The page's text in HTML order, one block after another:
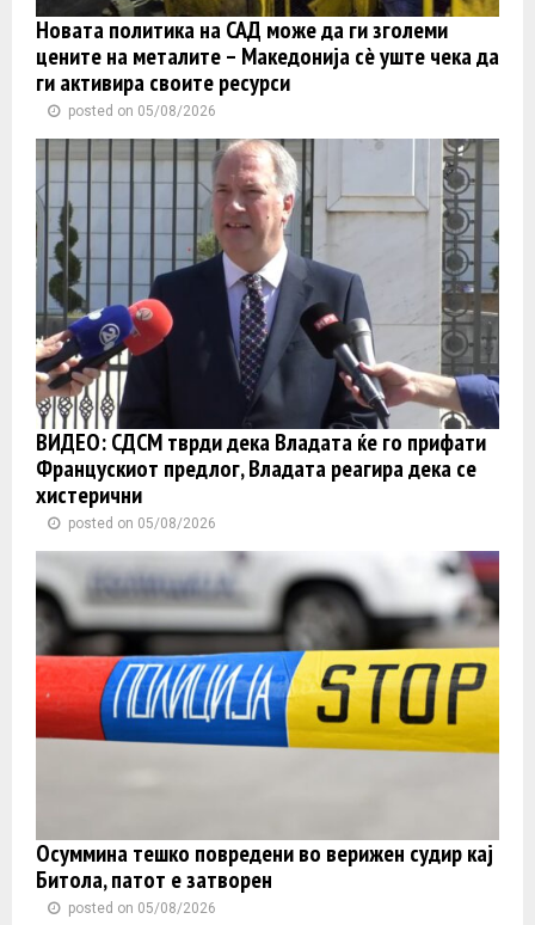
Новата политика на САД може да ги зголеми
цените на металите – Македонија сè уште чека да
ги активира своите ресурси
posted on 05/08/2026
ВИДЕО: СДСМ тврди дека Владата ќе го прифати
Францускиот предлог, Владата реагира дека се
хистерични
posted on 05/08/2026
Осуммина тешко повредени во верижен судир кај
Битола, патот е затворен
posted on 05/08/2026